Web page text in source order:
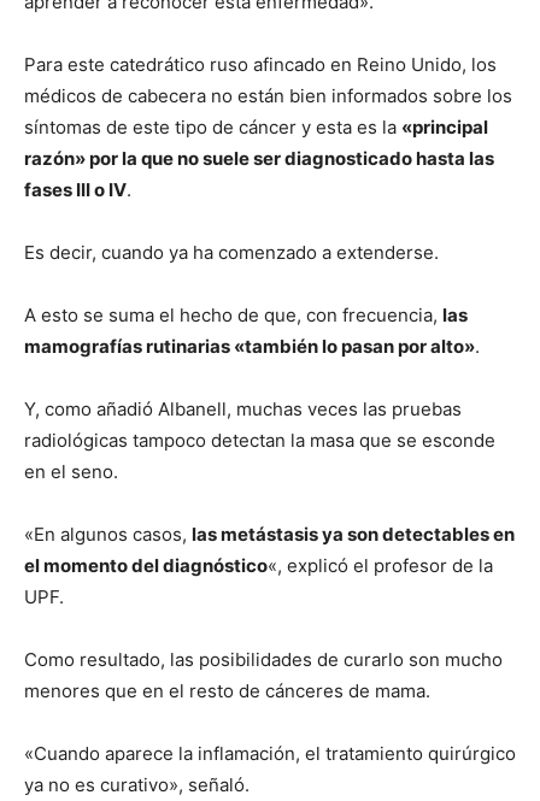
Para este catedrático ruso afincado en Reino Unido, los
médicos de cabecera no están bien informados sobre los
síntomas de este tipo de cáncer y esta es la «principal
razón» por la que no suele ser diagnosticado hasta las
fases III o IV.
Es decir, cuando ya ha comenzado a extenderse.
A esto se suma el hecho de que, con frecuencia, las
mamografías rutinarias «también lo pasan por alto».
Y, como añadió Albanell, muchas veces las pruebas
radiológicas tampoco detectan la masa que se esconde
en el seno.
«En algunos casos, las metástasis ya son detectables en
el momento del diagnóstico«, explicó el profesor de la
UPF.
Como resultado, las posibilidades de curarlo son mucho
menores que en el resto de cánceres de mama.
«Cuando aparece la inflamación, el tratamiento quirúrgico
ya no es curativo», señaló.